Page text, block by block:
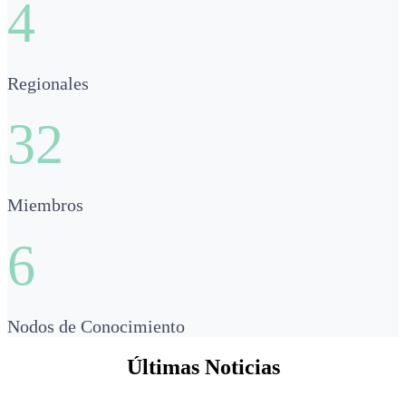
4
Regionales
32
Miembros
6
Nodos de Conocimiento
Últimas Noticias